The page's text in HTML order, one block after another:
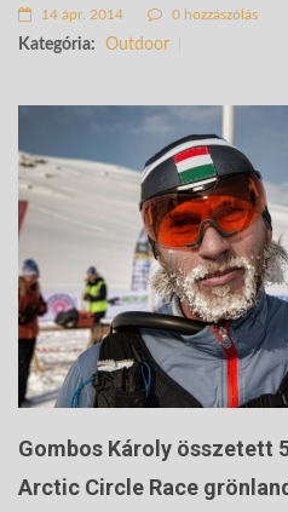
14 ápr. 2014 0 hozzászólás
Kategória: Outdoor
Gombos Károly összetett
Arctic Circle Race